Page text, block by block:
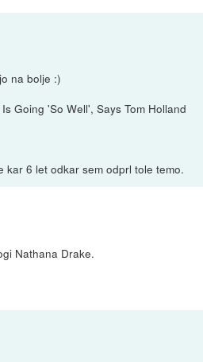
na bolje :)
Going 'So Well', Says Tom Holland
kar 6 let odkar sem odprl tole temo.
Nathana Drake.